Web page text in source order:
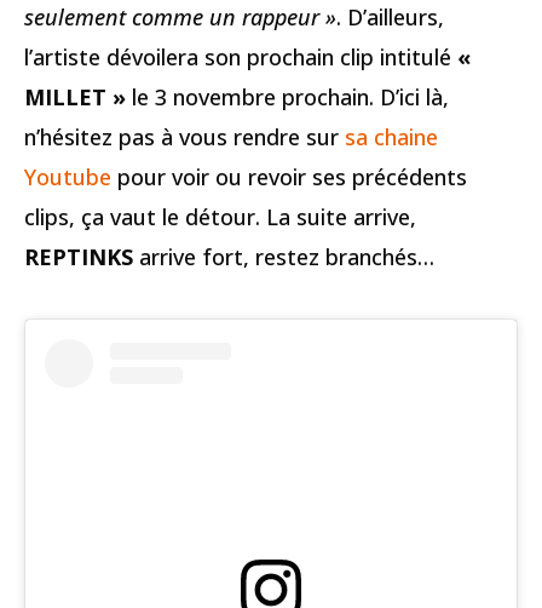
seulement comme un rappeur ». D’ailleurs,
l’artiste dévoilera son prochain clip intitulé «
MILLET » le 3 novembre prochain. D’ici là,
n’hésitez pas à vous rendre sur sa chaine
Youtube pour voir ou revoir ses précédents
clips, ça vaut le détour. La suite arrive,
REPTINKS arrive fort, restez branchés…